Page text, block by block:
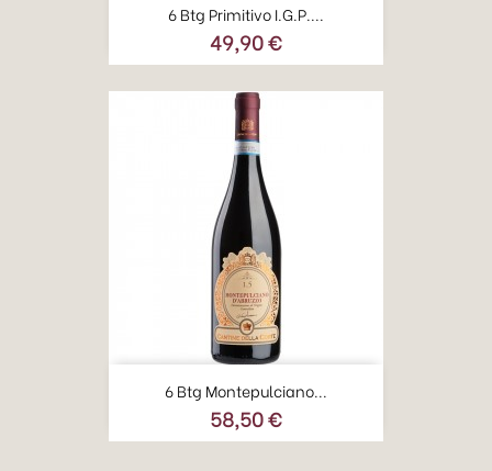
6 Btg Primitivo I.G.P....
Prezzo
49,90 €
6 Btg Montepulciano...
Prezzo
58,50 €